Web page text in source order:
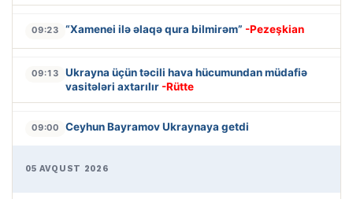
09:23 “Xamenei ilə əlaqə qura bilmirəm” -Pezeşkian
09:13
Ukrayna üçün təcili hava hücumundan müdafiə
vasitələri axtarılır -Rütte
09:00 Ceyhun Bayramov Ukraynaya getdi
05 AVQUST 2026